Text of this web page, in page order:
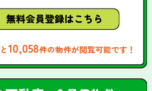
10,058件の物件が閲覧可能です！